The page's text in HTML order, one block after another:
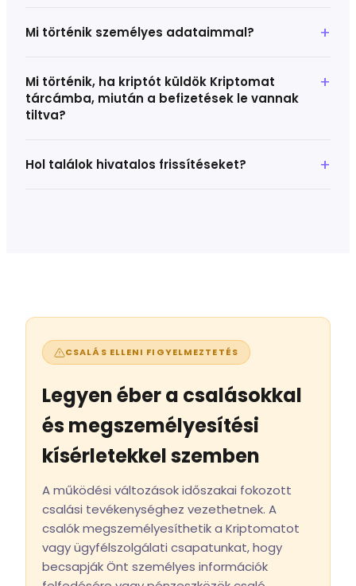
Mi történik személyes adataimmal?
Mi történik, ha kriptót küldök Kriptomat
tárcámba, miután a befizetések le vannak
tiltva?
Hol találok hivatalos frissítéseket?
CSALÁS ELLENI FIGYELMEZTETÉS
Legyen éber a csalásokkal
és megszemélyesítési
kísérletekkel szemben
A működési változások időszakai fokozott
csalási tevékenységhez vezethetnek. A
csalók megszemélyesíthetik a Kriptomatot
vagy ügyfélszolgálati csapatunkat, hogy
becsapják Önt személyes információk